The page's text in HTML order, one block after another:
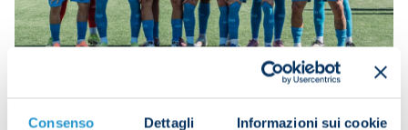
Consenso Dettagli Informazioni sui cookie
(Garofalo 73), Smeraldi, Anic, Genovese (Cimmaruta